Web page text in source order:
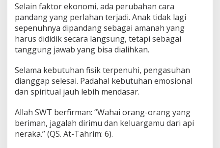
Selain faktor ekonomi, ada perubahan cara
pandang yang perlahan terjadi. Anak tidak lagi
sepenuhnya dipandang sebagai amanah yang
harus dididik secara langsung, tetapi sebagai
tanggung jawab yang bisa dialihkan.
Selama kebutuhan fisik terpenuhi, pengasuhan
dianggap selesai. Padahal kebutuhan emosional
dan spiritual jauh lebih mendasar.
Allah SWT berfirman: “Wahai orang-orang yang
beriman, jagalah dirimu dan keluargamu dari api
neraka.” (QS. At-Tahrim: 6).